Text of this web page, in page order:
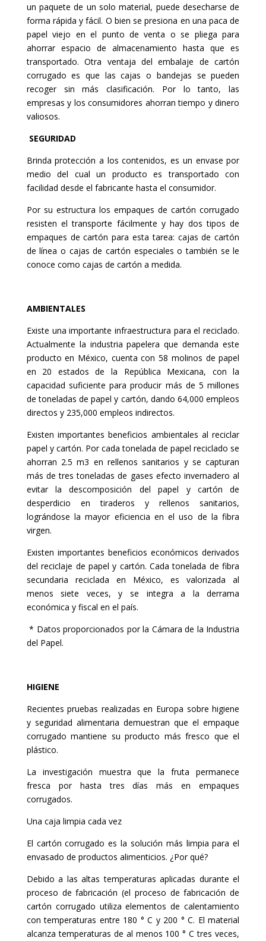
un paquete de un solo material, puede desecharse de
forma rápida y fácil. O bien se presiona en una paca de
papel viejo en el punto de venta o se pliega para
ahorrar espacio de almacenamiento hasta que es
transportado. Otra ventaja del embalaje de cartón
corrugado es que las cajas o bandejas se pueden
recoger sin más clasificación. Por lo tanto, las
empresas y los consumidores ahorran tiempo y dinero
valiosos.
SEGURIDAD
Brinda protección a los contenidos, es un envase por
medio del cual un producto es transportado con
facilidad desde el fabricante hasta el consumidor.
Por su estructura los empaques de cartón corrugado
resisten el transporte fácilmente y hay dos tipos de
empaques de cartón para esta tarea: cajas de cartón
de línea o cajas de cartón especiales o también se le
conoce como cajas de cartón a medida.
AMBIENTALES
Existe una importante infraestructura para el reciclado.
Actualmente la industria papelera que demanda este
producto en México, cuenta con 58 molinos de papel
en 20 estados de la República Mexicana, con la
capacidad suficiente para producir más de 5 millones
de toneladas de papel y cartón, dando 64,000 empleos
directos y 235,000 empleos indirectos.
Existen importantes beneficios ambientales al reciclar
papel y cartón. Por cada tonelada de papel reciclado se
ahorran 2.5 m3 en rellenos sanitarios y se capturan
más de tres toneladas de gases efecto invernadero al
evitar la descomposición del papel y cartón de
desperdicio en tiraderos y rellenos sanitarios,
lográndose la mayor eficiencia en el uso de la fibra
virgen.
Existen importantes beneficios económicos derivados
del reciclaje de papel y cartón. Cada tonelada de fibra
secundaria reciclada en México, es valorizada al
menos siete veces, y se integra a la derrama
económica y fiscal en el país.
* Datos proporcionados por la Cámara de la Industria
del Papel.
HIGIENE
Recientes pruebas realizadas en Europa sobre higiene
y seguridad alimentaria demuestran que el empaque
corrugado mantiene su producto más fresco que el
plástico.
La investigación muestra que la fruta permanece
fresca por hasta tres días más en empaques
corrugados.
Una caja limpia cada vez
El cartón corrugado es la solución más limpia para el
envasado de productos alimenticios. ¿Por qué?
Debido a las altas temperaturas aplicadas durante el
proceso de fabricación (el proceso de fabricación de
cartón corrugado utiliza elementos de calentamiento
con temperaturas entre 180 ° C y 200 ° C. El material
alcanza temperaturas de al menos 100 ° C tres veces,